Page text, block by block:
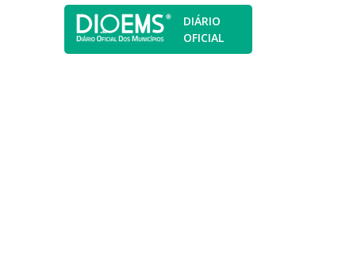
DIÁRIO
OFICIAL